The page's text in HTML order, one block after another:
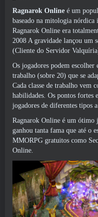
Ragnarok Online é um
baseado na mitologia
Ragnarok Online era
2008 A gravidade lançou um
(Cliente do Servidor
Os jogadores podem escolher
trabalho (sobre 20) que se
Cada classe de trabalho vem
habilidades. Os pontos fortes
jogadores de diferentes tipos
Ragnarok Online é um ótimo
ganhou tanta fama que até o
MMORPG gratuitos como
Online.